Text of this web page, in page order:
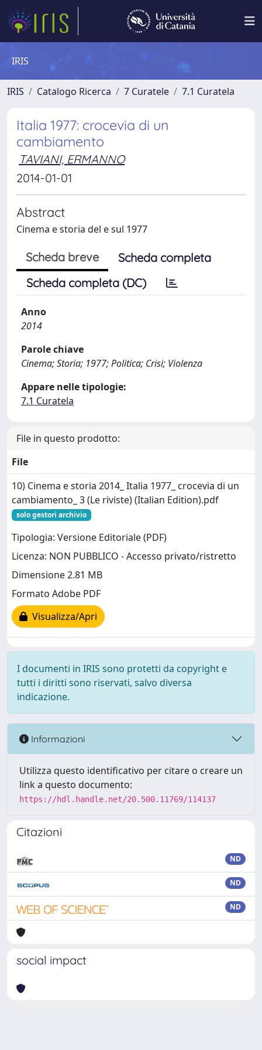
IRIS
IRIS Catalogo Ricerca 7 Curatele 7.1 Curatela
Italia 1977: crocevia di un
cambiamento
TAVIANI, ERMANNO
2014-01-01
Abstract
Cinema e storia del e sul 1977
Scheda breve
Scheda completa
Scheda completa (DC)
Anno
2014
Parole chiave
Cinema; Storia; 1977; Politica; Crisi; Violenza
Appare nelle tipologie:
7.1 Curatela
File in questo prodotto:
File
10) Cinema e storia 2014_ Italia 1977_ crocevia di un
cambiamento_ 3 (Le riviste) (Italian Edition).pdf
solo gestori archivio
Tipologia: Versione Editoriale (PDF)
Licenza: NON PUBBLICO - Accesso privato/ristretto
Dimensione 2.81 MB
Formato Adobe PDF
Visualizza/Apri
I documenti in IRIS sono protetti da copyright e
tutti i diritti sono riservati, salvo diversa
indicazione.
Informazioni
Utilizza questo identificativo per citare o creare un
link a questo documento:
https://hdl.handle.net/20.500.11769/114137
Citazioni
ND
ND
ND
social impact